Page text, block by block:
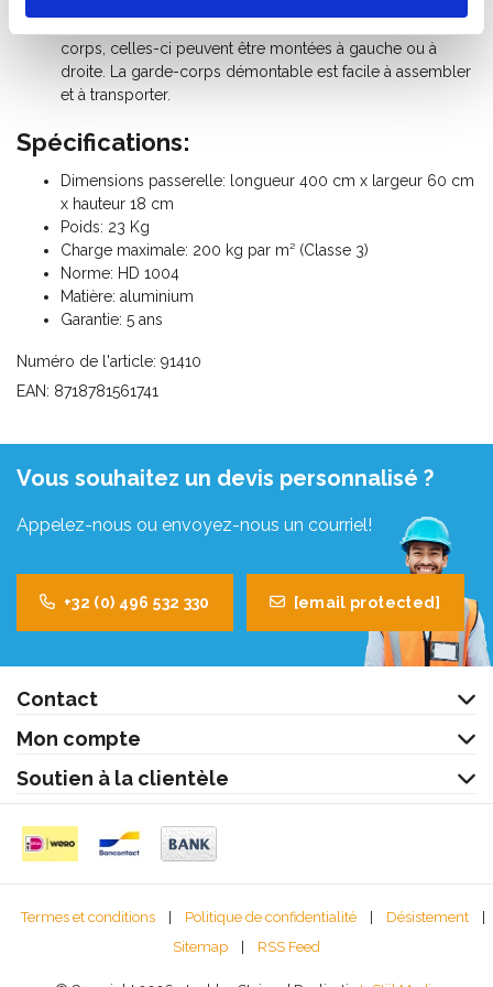
corps, celles-ci peuvent être montées à gauche ou à
droite. La garde-corps démontable est facile à assembler
et à transporter.
Spécifications:
Dimensions passerelle: longueur 400 cm x largeur 60 cm
x hauteur 18 cm
Poids: 23 Kg
Charge maximale: 200 kg par m² (Classe 3)
Norme: HD 1004
Matière: aluminium
Garantie: 5 ans
Numéro de l'article: 91410
EAN: 8718781561741
Vous souhaitez un devis personnalisé ?
Appelez-nous ou envoyez-nous un courriel!
+32 (0) 496 532 330 [email protected]
Contact
Mon compte
Soutien à la clientèle
Termes et conditions | Politique de confidentialité | Désistement
|
Sitemap
| RSS Feed